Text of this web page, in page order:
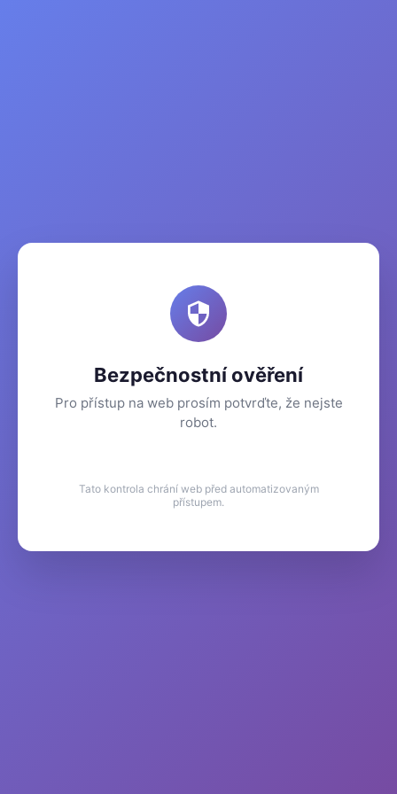
Bezpečnostní ověření
Pro přístup na web prosím potvrďte, že nejste
robot.
Tato kontrola chrání web před automatizovaným
přístupem.